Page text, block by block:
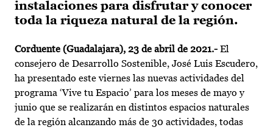
instalaciones para disfrutar y conocer
toda la riqueza natural de la región.
Corduente (Guadalajara), 23 de abril de 2021.- El
consejero de Desarrollo Sostenible, José Luis Escudero,
ha presentado este viernes las nuevas actividades del
programa ‘Vive tu Espacio’ para los meses de mayo y
junio que se realizarán en distintos espacios naturales
de la región alcanzando más de 30 actividades, todas